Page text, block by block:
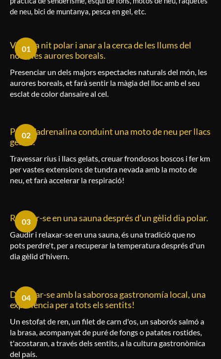
de neu, bici de muntanya, pesca en gel, etc.
Viure la nit polar i anar a la cerca de les llums del
nord, les aurores boreals.
01
Presenciar un dels majors espectacles naturals del món, les
aurores boreals, et farà sentir la màgia del lloc amb el seu
esclat de color dansaire al cel.
Pujar l'adrenalina conduint una moto de neu per llacs
gelats.
02
Travessar rius i llacs gelats, creuar frondosos boscos i fer km
per vastes extensions de tundra nevada amb la moto de
neu, et farà accelerar la respiració!
Relaxar-se en una sauna després d'un gèlid dia polar.
03
Gaudir i relaxar-se en una sauna, és una tradició que no
pots perdre't, per a recuperar la temperatura després d'un
dia gèlid d'hivern.
Delectar-se amb la saborosa gastronomía local, una
experiència per a tots els sentits!
04
Un estofat de ren, un filetde carn d'os, un saborós salmó a
la brasa, acompanyat de puré de fongs o patates rostides,
t'acostaran, a través dels sentits, a la cultura gastronòmica
del país.